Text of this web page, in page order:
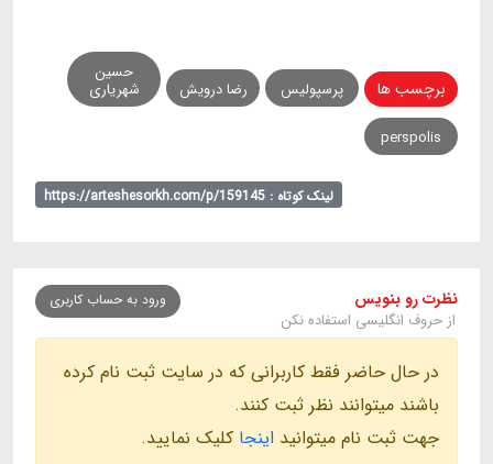
برچسب ها پرسپولیس رضا درویش
حسین
شهریاری
perspolis
لینک کوتاه : https://arteshesorkh.com/p/159145
نظرت رو بنویس
از حروف انگلیسی استفاده نکن
ورود به حساب کاربری
در حال حاضر فقط کاربرانی که در سایت ثبت نام کرده
باشند میتوانند نظر ثبت کنند.
جهت ثبت نام میتوانید اینجا کلیک نمایید.